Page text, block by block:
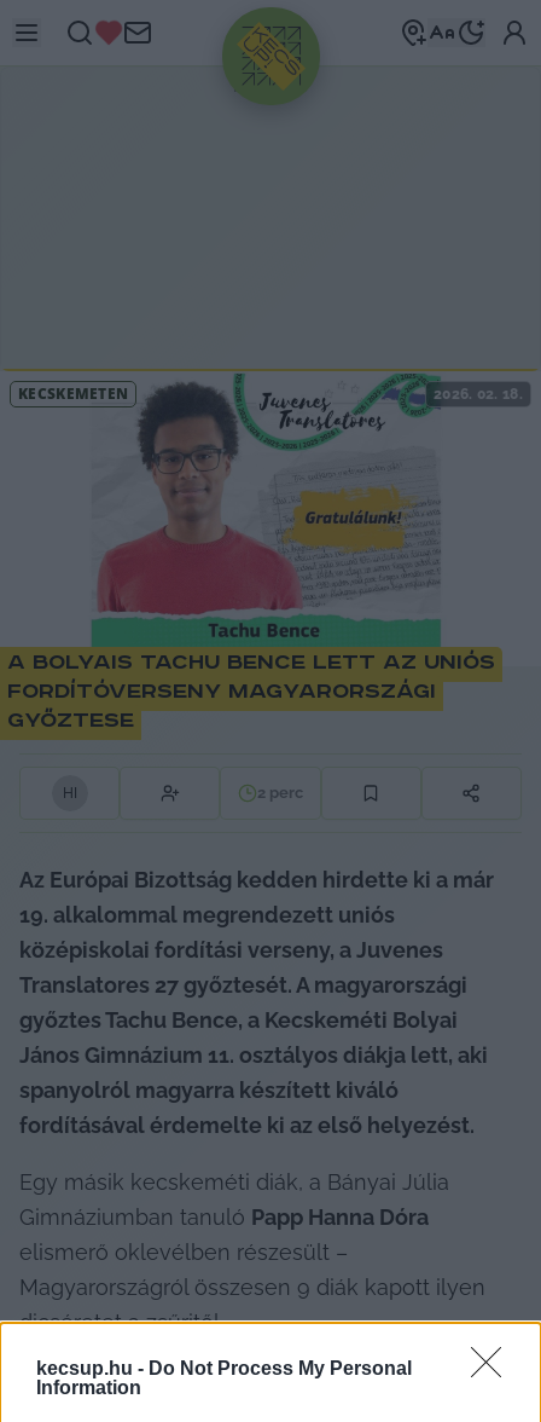
kecsup.hu - Do Not Process My Personal
Information
HIRDETÉS
KECSKEMÉTEN 2026. 02. 18.
A bolyais Tachu Bence lett az uniós
fordítóverseny magyarországi
győztese
H 2 perc
Az Európai Bizottság kedden hirdette ki a már
19. alkalommal megrendezett uniós
középiskolai fordítási verseny, a Juvenes
Translatores 27 győztesét. A magyarországi
győztes Tachu Bence, a Kecskeméti Bolyai
János Gimnázium 11. osztályos diákja lett, aki
spanyolról magyarra készített kiváló
fordításával érdemelte ki az első helyezést.
Egy másik kecskeméti diák, a Bányai Júlia
Gimnáziumban tanuló Papp Hanna Dóra
elismerő oklevélben részesült –
Magyarországról összesen 9 diák kapott ilyen
dicséretet a zsűritől.